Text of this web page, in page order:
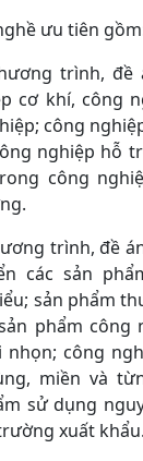
ưu tiên
trình,
cơ khí, công
công
nghiệp hỗ
công
trình, đề
các sản
sản phẩm
phẩm công
nhọn; công
miền và
sử dụng
xuất khẩu.